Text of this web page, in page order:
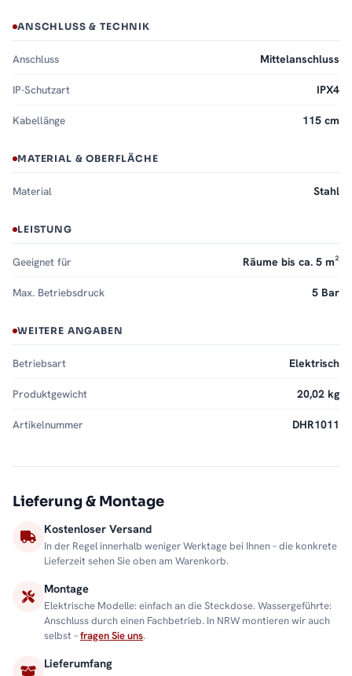
ANSCHLUSS & TECHNIK
Anschluss Mittelanschluss
IP-Schutzart IPX4
Kabellänge 115 cm
MATERIAL & OBERFLÄCHE
Material Stahl
LEISTUNG
Geeignet für Räume bis ca. 5 m²
Max. Betriebsdruck 5 Bar
WEITERE ANGABEN
Betriebsart Elektrisch
Produktgewicht 20,02 kg
Artikelnummer DHR1011
Lieferung & Montage
Kostenloser Versand
In der Regel innerhalb weniger Werktage bei Ihnen – die konkrete
Lieferzeit sehen Sie oben am Warenkorb.
Montage
Elektrische Modelle: einfach an die Steckdose. Wassergeführte:
Anschluss durch einen Fachbetrieb. In NRW montieren wir auch
selbst –fragen Sie uns.
Lieferumfang